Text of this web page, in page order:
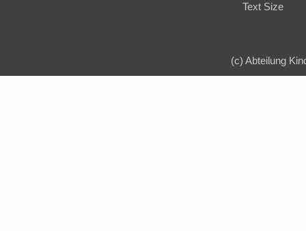
Text Size
(c) Abteilung